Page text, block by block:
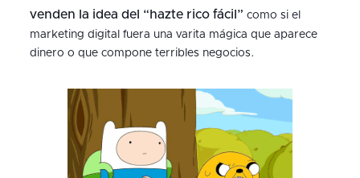
venden la idea del “hazte rico fácil” como si el
marketing digital fuera una varita mágica que aparece
dinero o que compone terribles negocios.